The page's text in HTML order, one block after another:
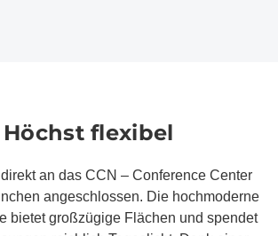
Höchst flexibel
an das CCN – Conference Center
angeschlossen. Die hochmoderne
bietet großzügige Flächen und spendet